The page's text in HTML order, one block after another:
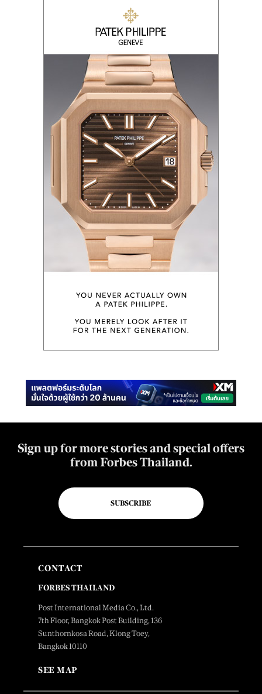
Sign up for more stories and special offers
from Forbes Thailand.
SUBSCRIBE
CONTACT
FORBES THAILAND
Post International Media Co., Ltd.
7th Floor, Bangkok Post Building, 136
Sunthornkosa Road, Klong Toey,
Bangkok 10110
SEE MAP